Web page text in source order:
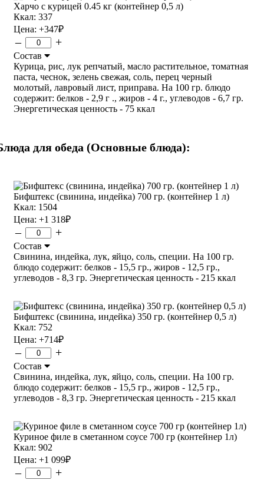
Харчо с курицей 0.45 кг (контейнер 0,5 л)
Ккал: 337
Цена: +347₽
– +
Состав
Курица, рис, лук репчатый, масло растительное, томатная
паста, чеснок, зелень свежая, соль, перец черный
молотый, лавровый лист, приправа. На 100 гр. блюдо
содержит: белков - 2,9 г ., жиров - 4 г., углеводов - 6,7 гр.
Энергетическая ценность - 75 ккал
для обеда (Основные блюда):
Бифштекс (свинина, индейка) 700 гр. (контейнер 1 л)
Ккал: 1504
Цена: +1 318₽
– +
Состав
Свинина, индейка, лук, яйцо, соль, специи. На 100 гр.
блюдо содержит: белков - 15,5 гр., жиров - 12,5 гр.,
углеводов - 8,3 гр. Энергетическая ценность - 215 ккал
Бифштекс (свинина, индейка) 350 гр. (контейнер 0,5 л)
Ккал: 752
Цена: +714₽
– +
Состав
Свинина, индейка, лук, яйцо, соль, специи. На 100 гр.
блюдо содержит: белков - 15,5 гр., жиров - 12,5 гр.,
углеводов - 8,3 гр. Энергетическая ценность - 215 ккал
Куриное филе в сметанном соусе 700 гр (контейнер 1л)
Ккал: 902
Цена: +1 099₽
– +